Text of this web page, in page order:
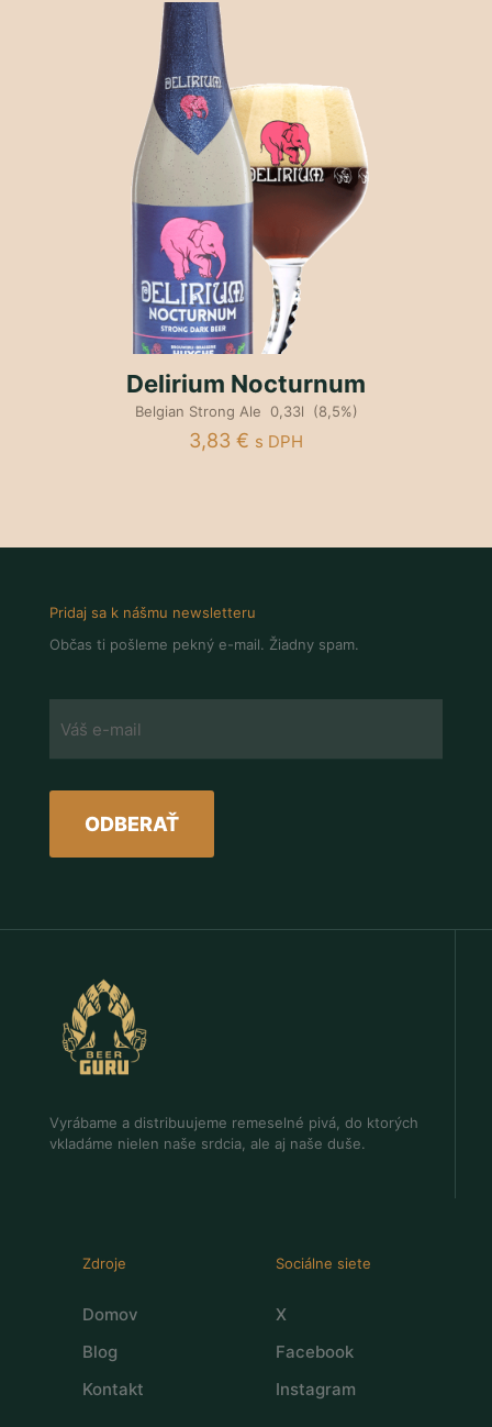
Delirium Nocturnum
Belgian Strong Ale 0,33l (8,5%)
3,83 € s DPH
Pridaj sa k nášmu newsletteru
Občas ti pošleme pekný e-mail. Žiadny spam.
Vyrábame a distribuujeme remeselné pivá, do ktorých
vkladáme nielen naše srdcia, ale aj naše duše.
Zdroje
Domov
Blog
Kontakt
Sociálne siete
X
Facebook
Instagram